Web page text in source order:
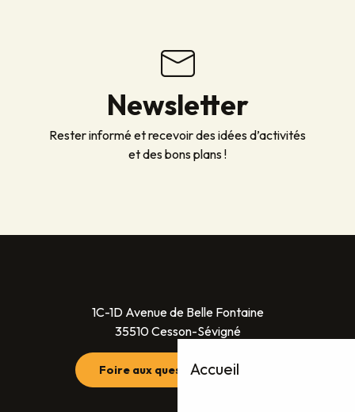
Accueil
Newsletter
Rester informé et recevoir des idées d’activités
et des bons plans !
1C-1D Avenue de Belle Fontaine
35510 Cesson-Sévigné
Foire aux questions (FAQ)